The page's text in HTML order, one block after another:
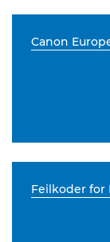
Canon
Feilkoder for